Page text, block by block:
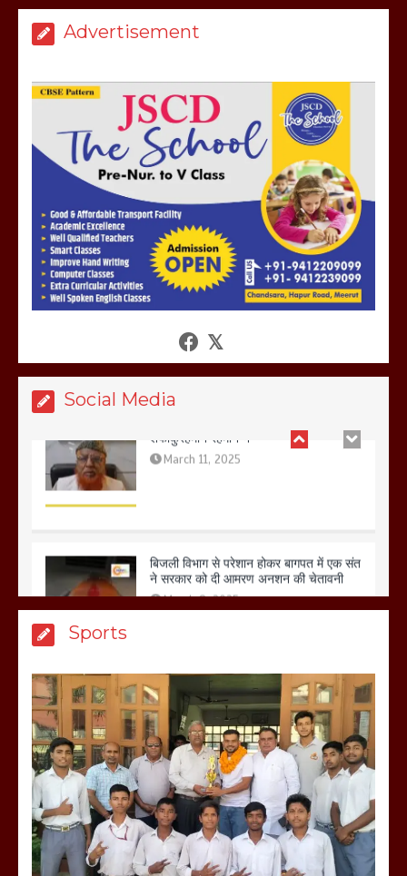
Advertisement
Social Media
उठाकर खाते कुत्ते का वीडियो इंटरनेट पर जमकर
हो रहा वायरल
होलिका रखने पर लात मार कर होलिका को किया
तहस नहस,मोहल्ले वालों के साथ की गई गाली
गलोच ,कहा अगर रखी गई होली तो होगा खून
March 11, 2025
आखिर क्यों जैनुल सालीकिन को शहर काजी नहीं
शफीकुर्रहमान रहमान ने
बिजली विभाग से परेशान होकर बागपत में एक संत
March 6, 2025
होलिका रखने पर लात मार कर होलिका को किया
तहस नहस,मोहल्ले वालों के साथ की गई गाली
गलोच ,कहा अगर रखी गई होली तो होगा खून
खराबा,
March 11, 2025
Sports